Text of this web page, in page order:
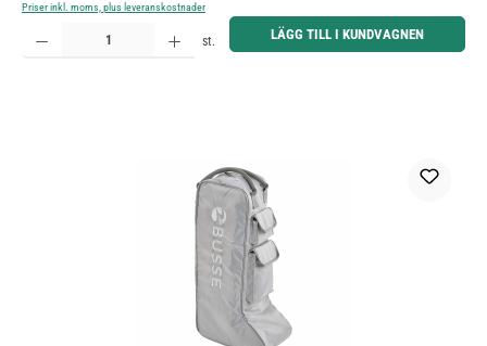
Priser inkl. moms, plus leveranskostnader
Produktkvantitet: Ange önskat belopp eller använd knapparna för att öka eller minska kvantiteten.
st. LÄGG TILL I KUNDVAGNEN